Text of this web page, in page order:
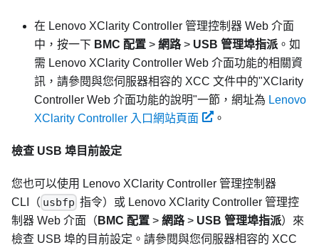
在 Lenovo XClarity Controller 管理控制器 Web 介面
中，按一下 BMC 配置 > 網路> USB 管理埠指派 。如
需 Lenovo XClarity Controller Web 介面功能的相關資
訊，請參閱與您伺服器相容的 XCC 文件中的 XClarity
Controller Web 介面功能的說明 一節，網址為 Lenovo
XClarity Controller 入口網站頁面
。
檢查 USB 埠目前設定
您也可以使用 Lenovo XClarity Controller 管理控制器
CLI（ usbfp 指令）或 Lenovo XClarity Controller 管理控
制器 Web 介面（ BMC 配置 > 網路> USB 管理埠指派）來
檢查 USB 埠的目前設定。請參閱與您伺服器相容的 XCC